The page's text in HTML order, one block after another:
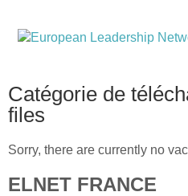
Catégorie de
files
Sorry, there are currently no
ELNET FRANCE